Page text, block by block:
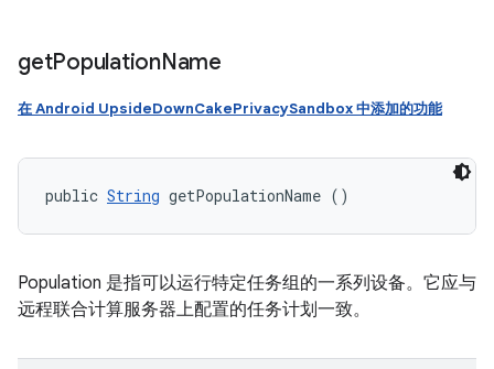
getPopulationName
在 Android UpsideDownCakePrivacySandbox 中添加的功能
public String getPopulationName ()
Population 是指可以运行特定任务组的一系列设备。它应与
远程联合计算服务器上配置的任务计划一致。